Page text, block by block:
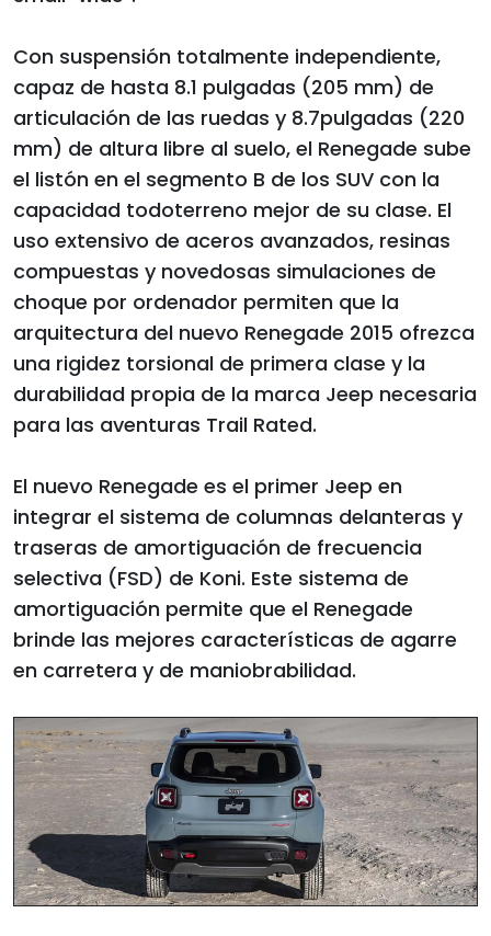
Con suspensión totalmente independiente,
capaz de hasta 8.1 pulgadas (205 mm) de
articulación de las ruedas y 8.7pulgadas (220
mm) de altura libre al suelo, el Renegade sube
el listón en el segmento B de los SUV con la
capacidad todoterreno mejor de su clase. El
uso extensivo de aceros avanzados, resinas
compuestas y novedosas simulaciones de
choque por ordenador permiten que la
arquitectura del nuevo Renegade 2015 ofrezca
una rigidez torsional de primera clase y la
durabilidad propia de la marca Jeep necesaria
para las aventuras Trail Rated.
El nuevo Renegade es el primer Jeep en
integrar el sistema de columnas delanteras y
traseras de amortiguación de frecuencia
selectiva (FSD) de Koni. Este sistema de
amortiguación permite que el Renegade
brinde las mejores características de agarre
en carretera y de maniobrabilidad.